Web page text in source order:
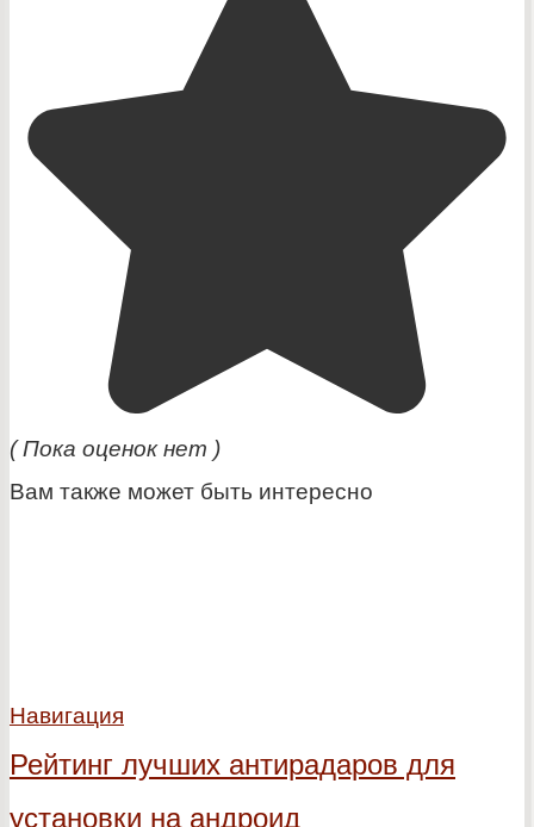
( Пока оценок нет )
Вам также может быть интересно
Навигация
Рейтинг лучших антирадаров для
установки на андроид